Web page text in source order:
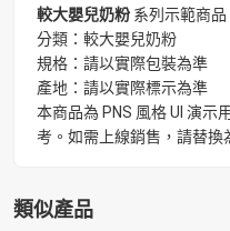
較大嬰兒奶粉系列示範商品
分類：較大嬰兒奶粉
規格：請以實際包裝為準
產地：請以實際標示為準
本商品為 PNS 風格 UI 演示
考。如需上線銷售，請替換
類似產品